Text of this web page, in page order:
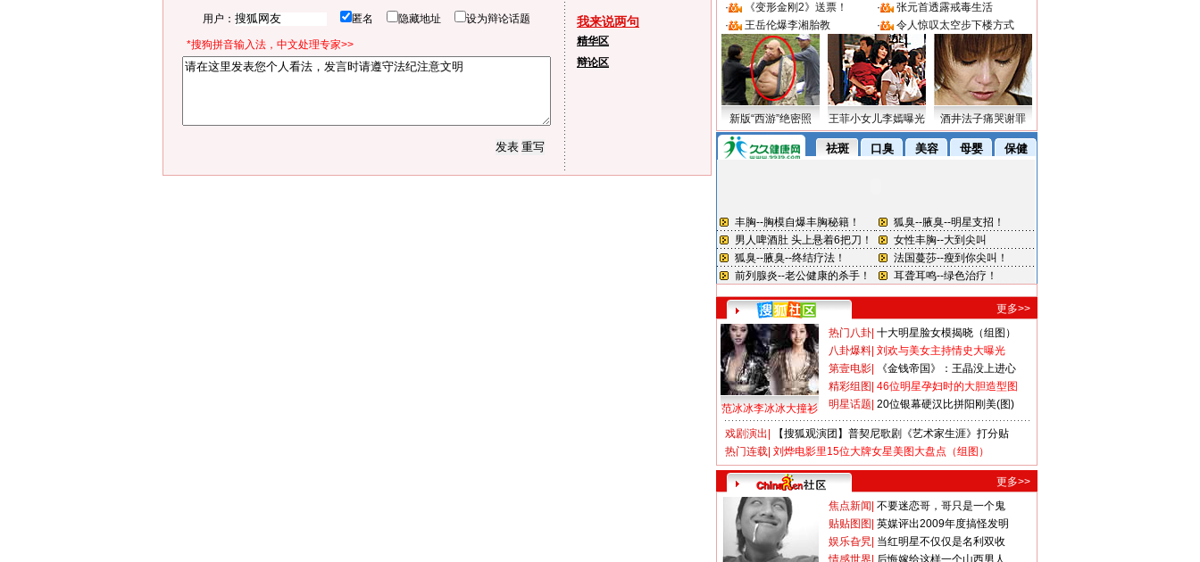
用户： 匿名 隐藏地址 设为辩论话题
*搜狗拼音输入法，中文处理专家>>
我来说两句
精华区
辩论区
·
《变形金刚2》送票！ ·
张元首透露戒毒生活
·
王岳伦爆李湘胎教 · 令人惊叹太空步下楼方式
新版“西游”绝密照 王菲小女儿李嫣曝光 酒井法子痛哭谢罪
更多>>
范冰冰李冰冰大撞衫
热门八卦 十大明星脸女模揭晓（组图）
八卦爆料 刘欢与美女主持情史大曝光
第壹电影
《金钱帝国》：王晶没上进心
精彩组图 46位明星孕妇时的大胆造型图
明星话题 20位银幕硬汉比拼阳刚美(图)
戏剧演出
【搜狐观演团】普契尼歌剧《艺术家生涯》打分贴
热门连载 刘烨电影里15位大牌女星美图大盘点（组图）
更多>>
焦点新闻 不要迷恋哥，哥只是一个鬼
贴贴图图 英媒评出2009年度搞怪发明
娱乐旮旯 当红明星不仅仅是名利双收
情感世界 后悔嫁给这样一个山西男人